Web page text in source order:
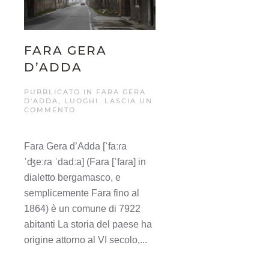
FARA GERA
D’ADDA
PUBBLICATO IN FARA GERA
D'ADDA
LUOGHI
LASCIA UN
COMMENTO
Fara Gera d’Adda [ˈfaːɾa
ˈʤeːɾa ˈdadːa] (Fara [ˈfaɾa] in
dialetto bergamasco, e
semplicemente Fara fino al
1864) è un comune di 7922
abitanti La storia del paese ha
origine attorno al VI secolo,...